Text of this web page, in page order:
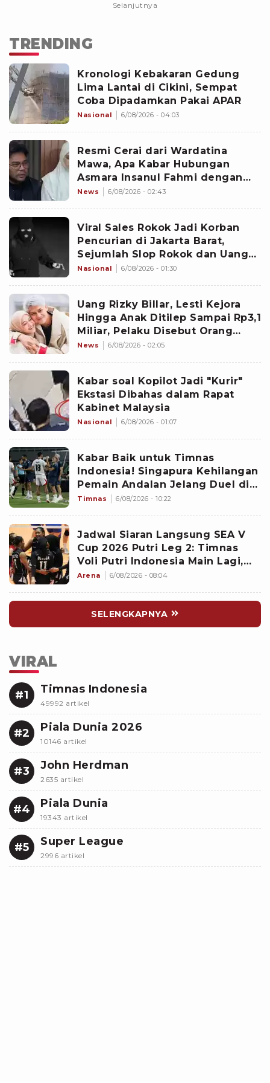
Selanjutnya
TRENDING
Kronologi Kebakaran Gedung
Lima Lantai di Cikini, Sempat
Coba Dipadamkan Pakai APAR
Nasional 6/08/2026 - 04:03
Resmi Cerai dari Wardatina
Mawa, Apa Kabar Hubungan
Asmara Insanul Fahmi dengan
Inara Rusli?
News 6/08/2026 - 02:43
Viral Sales Rokok Jadi Korban
Pencurian di Jakarta Barat,
Sejumlah Slop Rokok dan Uang
Setoran Raib
Nasional 6/08/2026 - 01:30
Uang Rizky Billar, Lesti Kejora
Hingga Anak Ditilep Sampai Rp3,1
Miliar, Pelaku Disebut Orang
Terdekat
News 6/08/2026 - 02:05
Kabar soal Kopilot Jadi "Kurir"
Ekstasi Dibahas dalam Rapat
Kabinet Malaysia
Nasional 6/08/2026 - 01:07
Kabar Baik untuk Timnas
Indonesia! Singapura Kehilangan
Pemain Andalan Jelang Duel di
Piala AFF 2026
Timnas 6/08/2026 - 10:22
Jadwal Siaran Langsung SEA V
Cup 2026 Putri Leg 2: Timnas
Voli Putri Indonesia Main Lagi,
Langsung Hadapi Vietnam
Arena 6/08/2026 - 08:04
SELENGKAPNYA
VIRAL
#1 Timnas Indonesia
49992 artikel
#2 Piala Dunia 2026
10146 artikel
#3 John Herdman
2635 artikel
#4 Piala Dunia
19343 artikel
#5 Super League
2996 artikel